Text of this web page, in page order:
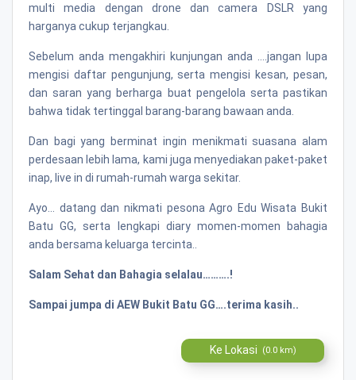
multi media dengan drone dan camera DSLR yang
harganya cukup terjangkau.
Sebelum anda mengakhiri kunjungan anda ….jangan lupa
mengisi daftar pengunjung, serta mengisi kesan, pesan,
dan saran yang berharga buat pengelola serta pastikan
bahwa tidak tertinggal barang-barang bawaan anda.
Dan bagi yang berminat ingin menikmati suasana alam
perdesaan lebih lama, kami juga menyediakan paket-paket
inap, live in di rumah-rumah warga sekitar.
Ayo… datang dan nikmati pesona Agro Edu Wisata Bukit
Batu GG, serta lengkapi diary momen-momen bahagia
anda bersama keluarga tercinta..
Salam Sehat dan Bahagia selalau……….!
Sampai jumpa di AEW Bukit Batu GG….terima kasih..
Ke Lokasi (0.0 km)